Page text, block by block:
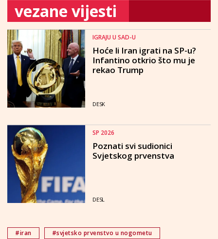
vezane vijesti
IGRAJU U SAD-U
Hoće li Iran igrati na SP-u?
Infantino otkrio što mu je
rekao Trump
DESK
SP 2026
Poznati svi sudionici
Svjetskog prvenstva
DESL
#iran
#svjetsko prvenstvo u nogometu